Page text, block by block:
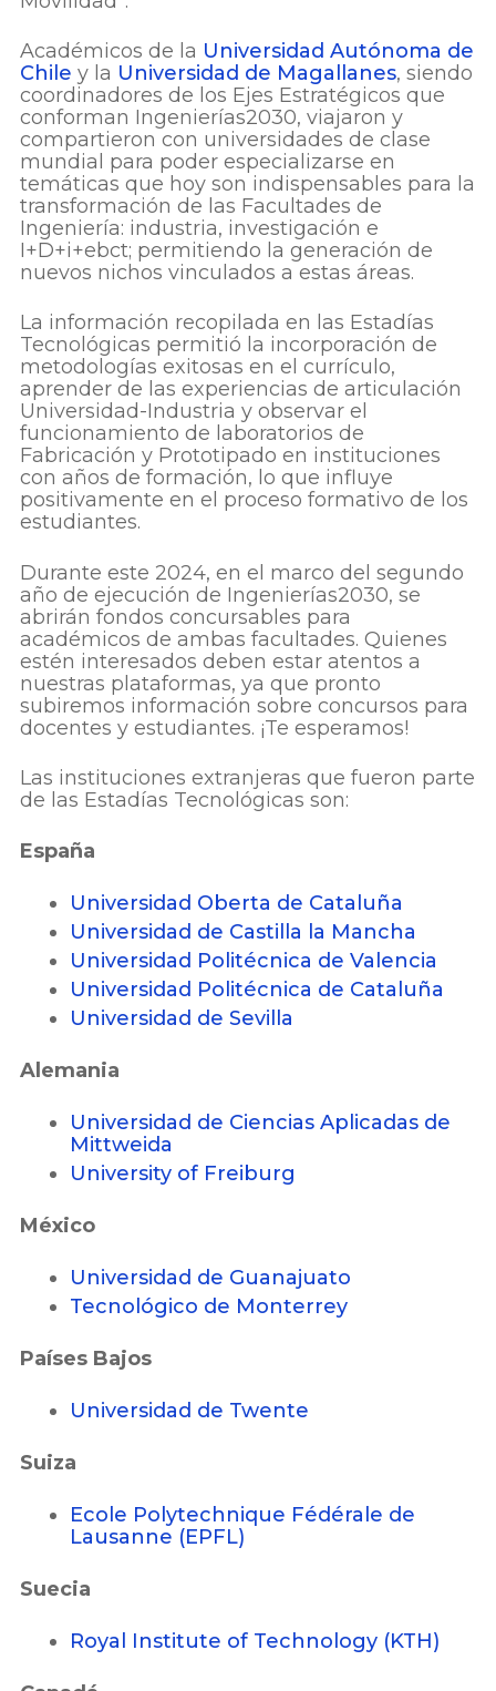
Académicos de la Universidad Autónoma de
Chile y la Universidad de Magallanes, siendo
coordinadores de los Ejes Estratégicos que
conforman Ingenierías2030, viajaron y
compartieron con universidades de clase
mundial para poder especializarse en
temáticas que hoy son indispensables para la
transformación de las Facultades de
Ingeniería: industria, investigación e
I+D+i+ebct; permitiendo la generación de
nuevos nichos vinculados a estas áreas.
La información recopilada en las Estadías
Tecnológicas permitió la incorporación de
metodologías exitosas en el currículo,
aprender de las experiencias de articulación
Universidad-Industria y observar el
funcionamiento de laboratorios de
Fabricación y Prototipado en instituciones
con años de formación, lo que influye
positivamente en el proceso formativo de los
estudiantes.
Durante este 2024, en el marco del segundo
año de ejecución de Ingenierías2030, se
abrirán fondos concursables para
académicos de ambas facultades. Quienes
estén interesados deben estar atentos a
nuestras plataformas, ya que pronto
subiremos información sobre concursos para
docentes y estudiantes. ¡Te esperamos!
Las instituciones extranjeras que fueron parte
de las Estadías Tecnológicas son:
España
Universidad Oberta de Cataluña
Universidad de Castilla la Mancha
Universidad Politécnica de Valencia
Universidad Politécnica de Cataluña
Universidad de Sevilla
Alemania
Universidad de Ciencias Aplicadas de
Mittweida
University of Freiburg
México
Universidad de Guanajuato
Tecnológico de Monterrey
Países Bajos
Universidad de Twente
Suiza
Ecole Polytechnique Fédérale de
Lausanne (EPFL)
Suecia
Royal Institute of Technology (KTH)